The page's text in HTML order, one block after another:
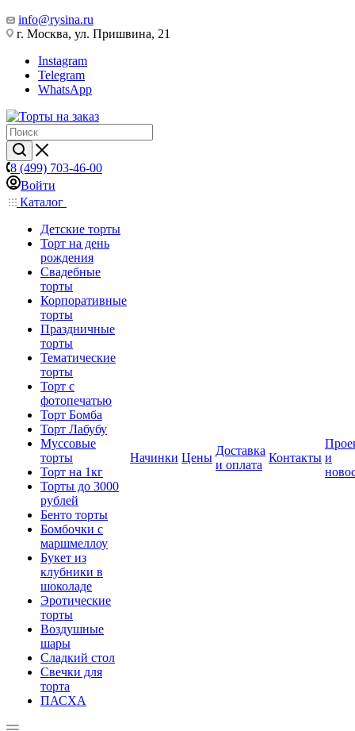
info@rysina.ru
г. Москва, ул. Пришвина, 21
Instagram
Telegram
WhatsApp
8 (499) 703-46-00
Войти
Каталог
Детские торты
Торт на день
рождения
Свадебные
торты
Корпоративные
торты
Праздничные
торты
Тематические
торты
Торт с
фотопечатью
Торт Бомба
Торт Лабубу
Муссовые
торты
Торт на 1кг
Торты до 3000
рублей
Бенто торты
Бомбочки с
маршмеллоу
Букет из
клубники в
шоколаде
Эротические
торты
Воздушные
шары
Сладкий стол
Свечки для
торта
ПАСХА
Начинки Цены
Доставка
и оплата
Контакты и